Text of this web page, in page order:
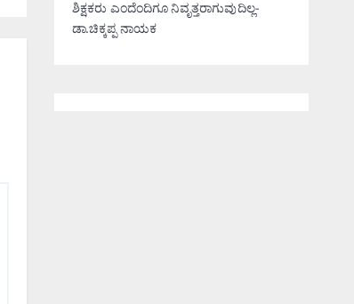
ಶಿಕ್ಷಕರು ಎಂದೆಂದಿಗೂ ನಿವೃತ್ತರಾಗುವುದಿಲ್ಲ-
ಡಾ.ಚಿಕ್ಕಪ್ಪ ನಾಯಕ